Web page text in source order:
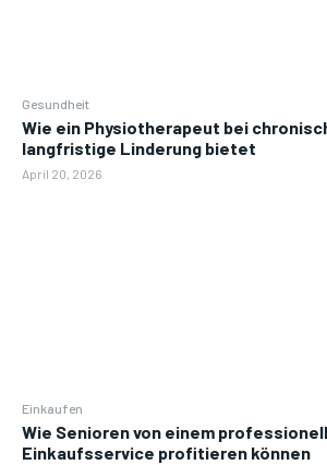
Gesundheit
Wie ein Physiotherapeut bei
langfristige Linderung bietet
April 20, 2026
Einkaufen
Wie Senioren von einem
Einkaufsservice profitieren können